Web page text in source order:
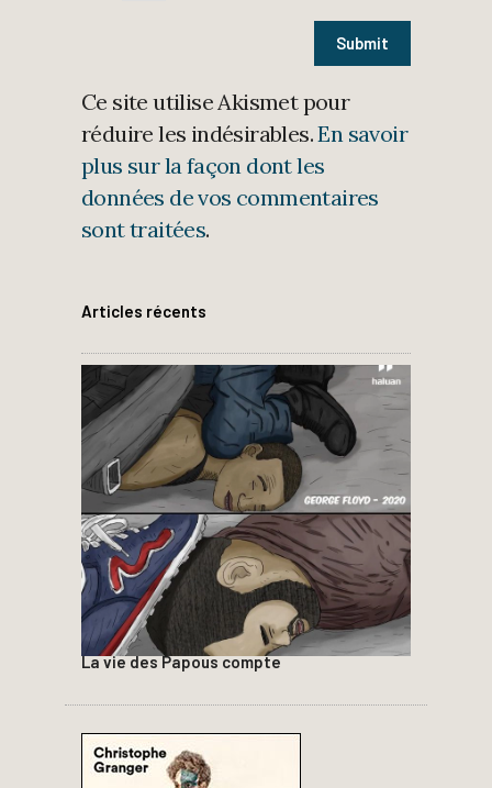
Ce site utilise Akismet pour
réduire les indésirables.En savoir
plus sur la façon dont les
données de vos commentaires
sont traitées.
Articles récents
La vie des Papous compte